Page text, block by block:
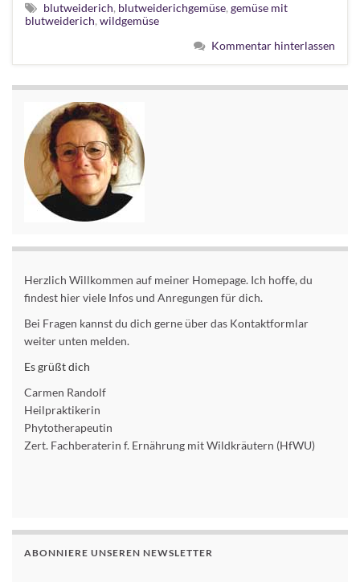
blutweiderich, blutweiderichgemüse, gemüse mit
blutweiderich, wildgemüse
Kommentar hinterlassen
Herzlich Willkommen auf meiner Homepage. Ich hoffe, du
findest hier viele Infos und Anregungen für dich.
Bei Fragen kannst du dich gerne über das Kontaktformlar
weiter unten melden.
Es grüßt dich
Carmen Randolf
Heilpraktikerin
Phytotherapeutin
Zert. Fachberaterin f. Ernährung mit Wildkräutern (HfWU)
ABONNIERE UNSEREN NEWSLETTER